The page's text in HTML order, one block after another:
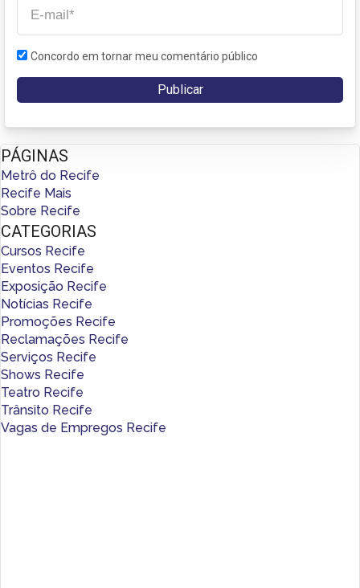
Concordo em tornar meu comentário público
PÁGINAS
Metrô do Recife
Recife Mais
Sobre Recife
CATEGORIAS
Cursos Recife
Eventos Recife
Exposição Recife
Notícias Recife
Promoções Recife
Reclamações Recife
Serviços Recife
Shows Recife
Teatro Recife
Trânsito Recife
Vagas de Empregos Recife